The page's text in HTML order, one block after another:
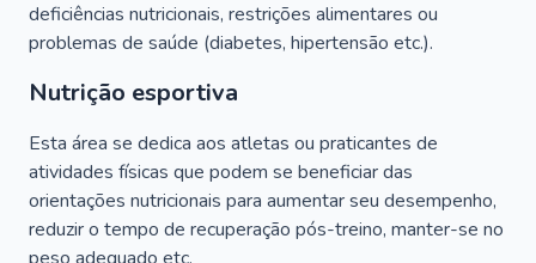
deficiências nutricionais, restrições alimentares ou
problemas de saúde (diabetes, hipertensão etc.).
Nutrição esportiva
Esta área se dedica aos atletas ou praticantes de
atividades físicas que podem se beneficiar das
orientações nutricionais para aumentar seu desempenho,
reduzir o tempo de recuperação pós-treino, manter-se no